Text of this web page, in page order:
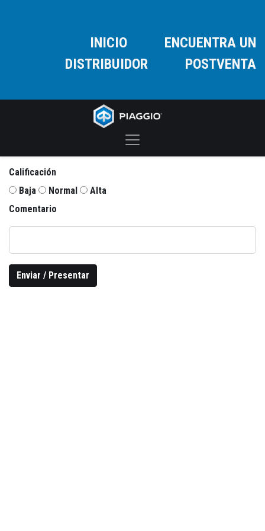
INICIO
ENCUENTRA UN
DISTRIBUIDOR
POSTVENTA
Calificación
Baja
Normal
Alta
Comentario
Enviar / Presentar